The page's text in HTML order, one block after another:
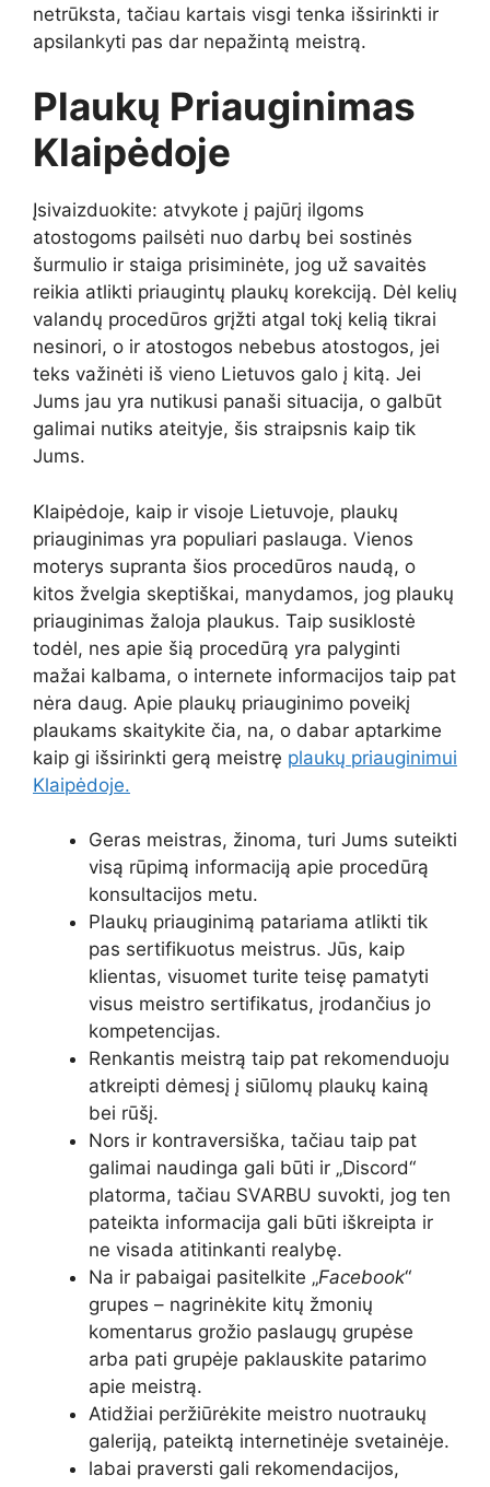
netrūksta, tačiau kartais visgi tenka išsirinkti ir
apsilankyti pas dar nepažintą meistrą.
Plaukų Priauginimas
Klaipėdoje
Įsivaizduokite: atvykote į pajūrį ilgoms
atostogoms pailsėti nuo darbų bei sostinės
šurmulio ir staiga prisiminėte, jog už savaitės
reikia atlikti priaugintų plaukų korekciją. Dėl kelių
valandų procedūros grįžti atgal tokį kelią tikrai
nesinori, o ir atostogos nebebus atostogos, jei
teks važinėti iš vieno Lietuvos galo į kitą. Jei
Jums jau yra nutikusi panaši situacija, o galbūt
galimai nutiks ateityje, šis straipsnis kaip tik
Jums.
Klaipėdoje, kaip ir visoje Lietuvoje, plaukų
priauginimas yra populiari paslauga. Vienos
moterys supranta šios procedūros naudą, o
kitos žvelgia skeptiškai, manydamos, jog plaukų
priauginimas žaloja plaukus. Taip susiklostė
todėl, nes apie šią procedūrą yra palyginti
mažai kalbama, o internete informacijos taip pat
nėra daug. Apie plaukų priauginimo poveikį
plaukams skaitykite čia, na, o dabar aptarkime
kaip gi išsirinkti gerą meistrę plaukų priauginimui
Klaipėdoje.
Geras meistras, žinoma, turi Jums suteikti
visą rūpimą informaciją apie procedūrą
konsultacijos metu.
Plaukų priauginimą patariama atlikti tik
pas sertifikuotus meistrus. Jūs, kaip
klientas, visuomet turite teisę pamatyti
visus meistro sertifikatus, įrodančius jo
kompetencijas.
Renkantis meistrą taip pat rekomenduoju
atkreipti dėmesį į siūlomų plaukų kainą
bei rūšį.
Nors ir kontraversiška, tačiau taip pat
galimai naudinga gali būti ir „Discord“
platorma, tačiau SVARBU suvokti, jog ten
pateikta informacija gali būti iškreipta ir
ne visada atitinkanti realybę.
Na ir pabaigai pasitelkite „Facebook“
grupes – nagrinėkite kitų žmonių
komentarus grožio paslaugų grupėse
arba pati grupėje paklauskite patarimo
apie meistrą.
Atidžiai peržiūrėkite meistro nuotraukų
galeriją, pateiktą internetinėje svetainėje.
labai praversti gali rekomendacijos,